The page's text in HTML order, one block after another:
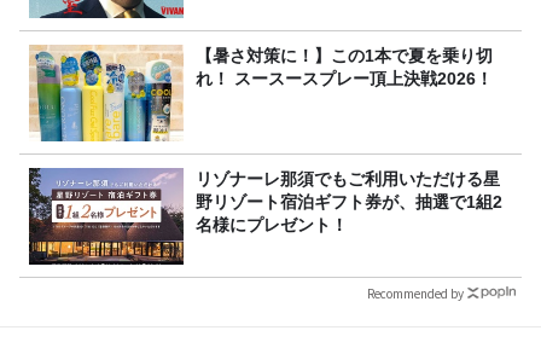
【暑さ対策に！】この1本で夏を乗り切
れ！ スースースプレー頂上決戦2026！
リゾナーレ那須でもご利用いただける星
野リゾート宿泊ギフト券が、抽選で1組2
名様にプレゼント！
Recommended by